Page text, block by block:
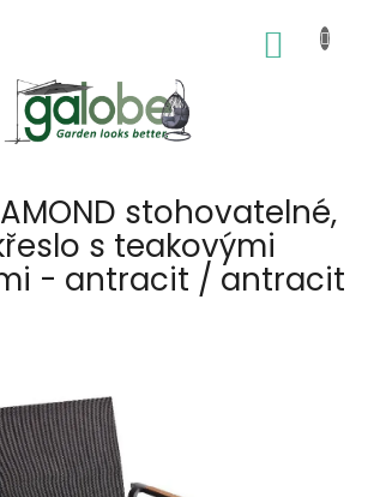
stohovatelné,
s teakovými
- antracit / antracit